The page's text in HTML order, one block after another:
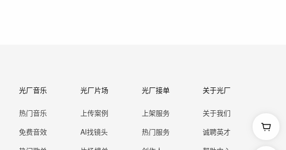
光厂音乐
热门音乐
免费音效
光厂片场
上传案例
AI找镜头
光厂接单
上架服务
热门服务
关于光厂
关于我们
诚聘英才